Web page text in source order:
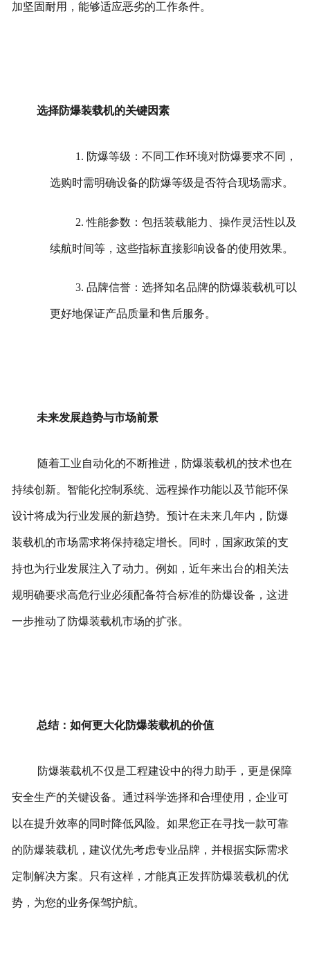
加坚固耐用，能够适应恶劣的工作条件。
选择防爆装载机的关键因素
1. 防爆等级：不同工作环境对防爆要求不同，
选购时需明确设备的防爆等级是否符合现场需求。
2. 性能参数：包括装载能力、操作灵活性以及
续航时间等，这些指标直接影响设备的使用效果。
3. 品牌信誉：选择知名品牌的防爆装载机可以
更好地保证产品质量和售后服务。
未来发展趋势与市场前景
随着工业自动化的不断推进，防爆装载机的技术也在
持续创新。智能化控制系统、远程操作功能以及节能环保
设计将成为行业发展的新趋势。预计在未来几年内，防爆
装载机的市场需求将保持稳定增长。 同时，国家政策的支
持也为行业发展注入了动力。例如，近年来出台的相关法
规明确要求高危行业必须配备符合标准的防爆设备，这进
一步推动了防爆装载机市场的扩张。
总结：如何更大化防爆装载机的价值
防爆装载机不仅是工程建设中的得力助手，更是保障
安全生产的关键设备。通过科学选择和合理使用，企业可
以在提升效率的同时降低风险。 如果您正在寻找一款可靠
的防爆装载机，建议优先考虑专业品牌，并根据实际需求
定制解决方案。只有这样，才能真正发挥防爆装载机的优
势，为您的业务保驾护航。